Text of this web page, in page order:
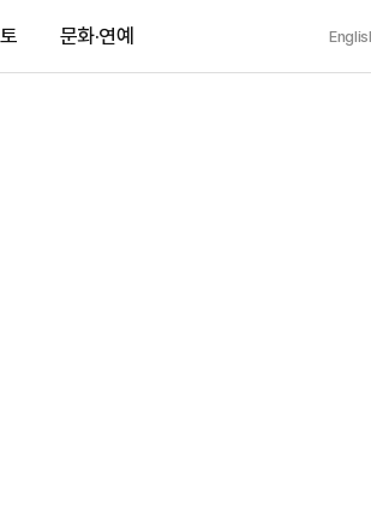
문화·연예